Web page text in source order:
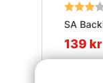
Betyg:
SA
139 kr